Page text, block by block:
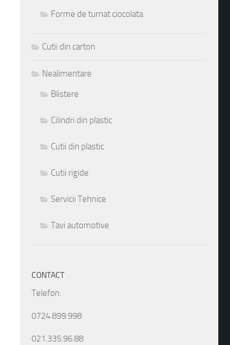
Forme de turnat ciocolata
Cutii din carton
Nealimentare
Blistere
Cilindri din plastic
Cutii din plastic
Cutii rigide
Servicii Tehnice
Tavi automotive
CONTACT
Telefon:
0724.899.998
021.335.96.88